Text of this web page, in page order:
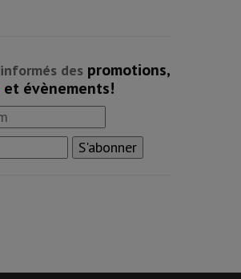
des promotions,
et évènements!